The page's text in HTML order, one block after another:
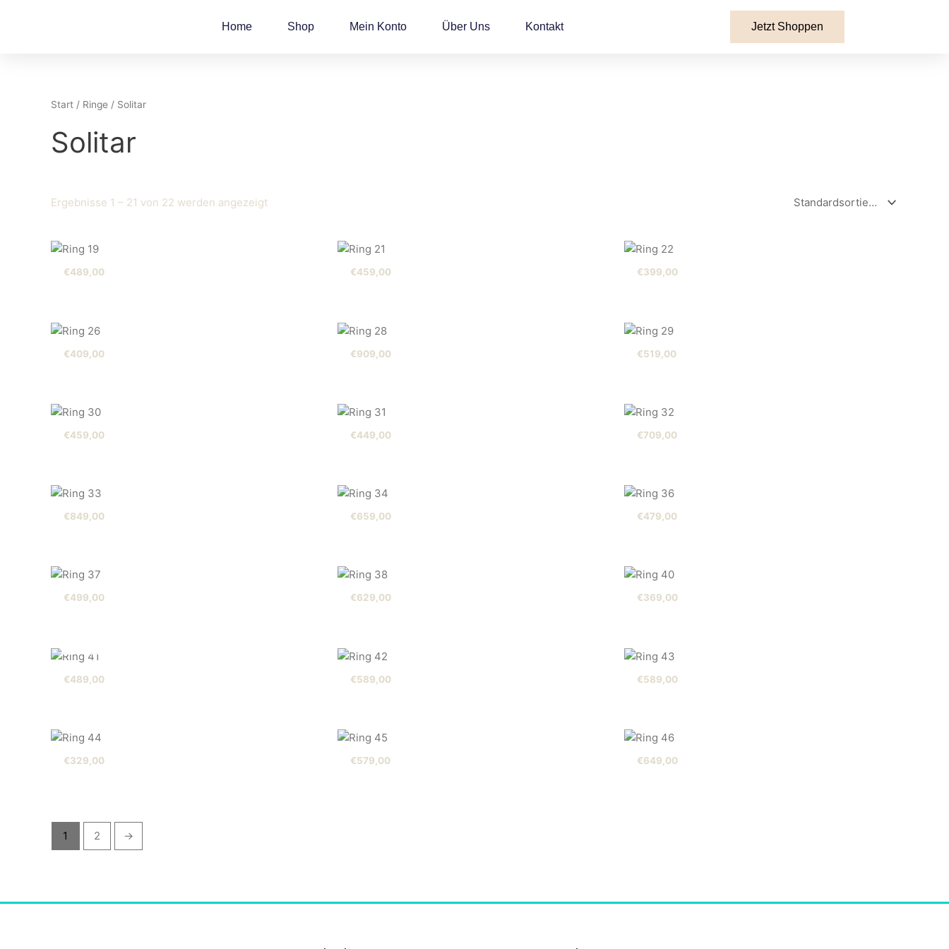
Home Shop Mein Konto Über Uns Kontakt Jetzt Shoppen
Start / Ringe / Solitar
Solitar
Ergebnisse 1 – 21 von 22 werden angezeigt
€489,00 €459,00 €399,00
€409,00 €909,00 €519,00
€459,00 €449,00 €709,00
€849,00 €659,00 €479,00
€499,00 €629,00 €369,00
€489,00 €589,00 €589,00
€329,00 €579,00 €649,00
1 2 →